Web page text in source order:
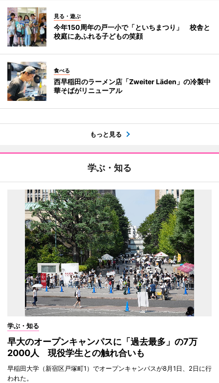
見る・遊ぶ
今年150周年の戸一小で「といちまつり」 校舎と
校庭にあふれる子どもの笑顔
食べる
西早稲田のラーメン店「Zweiter Läden」の冷製中
華そばがリニューアル
もっと見る
学ぶ・知る
学ぶ・知る
早大のオープンキャンパスに「過去最多」の7万
2000人 現役学生との触れ合いも
早稲田大学（新宿区戸塚町1）でオープンキャンパスが8月1日、2日に行
われた。